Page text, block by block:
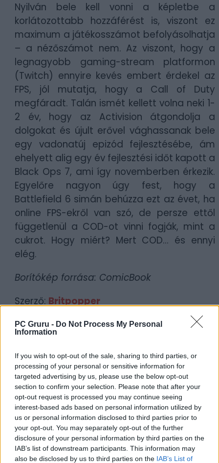
PC Gruru - Do Not Process My Personal
Information
If you wish to opt-out of the sale, sharing to third parties, or
processing of your personal or sensitive information for
targeted advertising by us, please use the below opt-out
section to confirm your selection. Please note that after your
opt-out request is processed you may continue seeing
interest-based ads based on personal information utilized by
us or personal information disclosed to third parties prior to
your opt-out. You may separately opt-out of the further
disclosure of your personal information by third parties on the
IAB’s list of downstream participants. This information may
also be disclosed by us to third parties on the IAB’s List of
Nyilván bele kell vonni a képletbe a
korlátozottabb hozzáférést is, viszont ez
maximum a játékosszámot befolyásolhatja
– a nézőszámot nem. Az viszont, hogy a
legnagyobb gaming-stream platformon
(Twitch) ennyire kevés embert érdekel az
FPS, jól mutatja, hogy a Call of Duty
megfáradt. Talán ismét kellett volna neki 1-
2 év, hogy az Activision átgondolja a
dolgokat és újult erővel vághassanak bele
egy vadonatúj epizód fejlesztésébe, ám
ehelyett alig egy év fejlesztési időt kapott a
Black Ops 7, ami így novemberben érkezik.
Egyelőre nagyon úgy fest, hogy a
Battlefield 6 simán behúzza ezt az évet, ha
online FPS-ekről van szó, de persze ettől
függetlenül a COD-ot vinni fogják, mint a
cukrot. Hogy miért? Mert COD... és ennyi
elég.
Borítókép forrása: ComicBook
Szerző: Britpopper
Guru tartalmairól véletlenül se maradj le
a Google-ben.
KAPCSOLÓDÓ HÍREK
Még meg sem jelent, de már lop a Call of
Duty: Black Ops 7 a Battlefield 6-ból
Órákkal az indulás után már el is lepték a
csalók a Black Ops 7 bétáját